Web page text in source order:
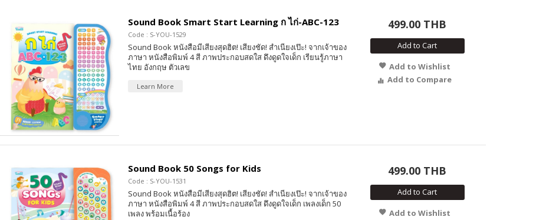
Sound Book Smart Start Learning ก ไก่-ABC-123
Code : S-YOU-1529
Sound Book หนังสือมีเสียงสุดฮิต! เสียงชัด! สำเนียงเป๊ะ! จากเจ้าของ
ภาษา หนังสือพิมพ์ 4 สี ภาพประกอบสดใส ดึงดูดใจเด็ก เรียนรู้ภาษา
ไทย อังกฤษ ตัวเลข
Learn More
499.00 THB
Add to Cart
Add to Wishlist
Add to Compare
Sound Book 50 Songs for Kids
Code : S-YOU-1531
Sound Book หนังสือมีเสียงสุดฮิต! เสียงชัด! สำเนียงเป๊ะ! จากเจ้าของ
ภาษา หนังสือพิมพ์ 4 สี ภาพประกอบสดใส ดึงดูดใจเด็ก เพลงเด็ก 50
เพลง พร้อมเนื้อร้อง
499.00 THB
Add to Cart
Add to Wishlist